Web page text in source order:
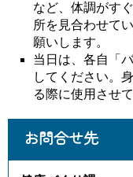
など、体調がす
所を見合わせて
願いします。
当日は、各自「
してください。
る際に使用させ
お問合せ先